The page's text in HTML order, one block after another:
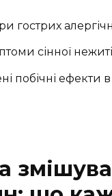
гострих
сінної
побічні ефекти